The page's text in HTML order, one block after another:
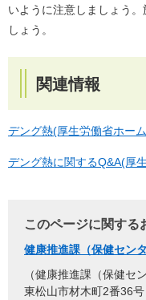
いように注意しましょう
しょう。
関連情報
デング熱(厚生労働省ホー
デング熱に関するQ&A(厚
このページに関する
健康推進課（保健センタ
健康推進課（保健セン
東松山市材木町2番36号